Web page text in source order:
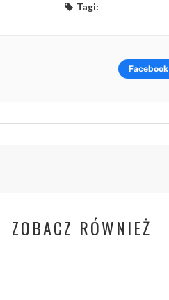
Tagi:
Facebook
ZOBACZ RÓWNIEŻ